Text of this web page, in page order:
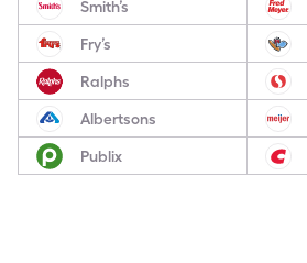
Smith’s
Fry’s
Ralphs
Albertsons
Publix